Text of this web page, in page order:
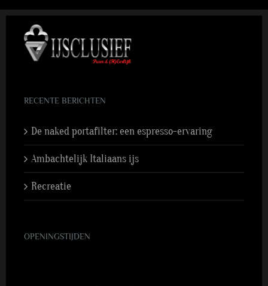
RECENTE BERICHTEN
De naked portafilter: een espresso-ervaring
Ambachtelijk Italiaans ijs
Recreatie
OPENINGSTIJDEN